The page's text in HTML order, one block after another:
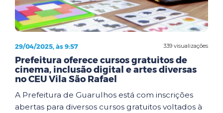
339 visualizações
29/04/2025, às 9:57
Prefeitura oferece cursos gratuitos de
cinema, inclusão digital e artes diversas
no CEU Vila São Rafael
A Prefeitura de Guarulhos está com inscrições
abertas para diversos cursos gratuitos voltados à